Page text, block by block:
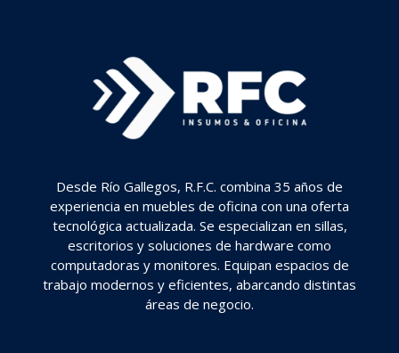
Desde Río Gallegos, R.F.C. combina 35 años de
experiencia en muebles de oficina con una oferta
tecnológica actualizada. Se especializan en sillas,
escritorios y soluciones de hardware como
computadoras y monitores. Equipan espacios de
trabajo modernos y eficientes, abarcando distintas
áreas de negocio.